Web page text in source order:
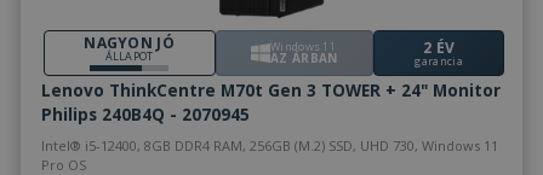
NAGYON JÓ
ÁLLAPOT
Windows 11
AZ ÁRBAN 2 ÉV
garancia
Lenovo ThinkCentre M70t Gen 3 TOWER + 24" Monitor
Philips 240B4Q - 2070945
Intel® i5-12400, 8GB DDR4 RAM, 256GB (M.2) SSD, UHD 730, Windows 11
Pro OS